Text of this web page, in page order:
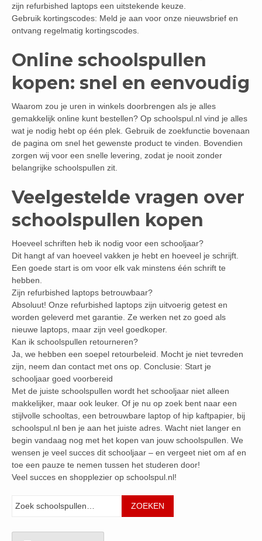
zijn refurbished laptops een uitstekende keuze.
Gebruik kortingscodes: Meld je aan voor onze nieuwsbrief en
ontvang regelmatig kortingscodes.
Online schoolspullen
kopen: snel en eenvoudig
Waarom zou je uren in winkels doorbrengen als je alles
gemakkelijk online kunt bestellen? Op schoolspul.nl vind je alles
wat je nodig hebt op één plek. Gebruik de zoekfunctie bovenaan
de pagina om snel het gewenste product te vinden. Bovendien
zorgen wij voor een snelle levering, zodat je nooit zonder
belangrijke schoolspullen zit.
Veelgestelde vragen over
schoolspullen kopen
Hoeveel schriften heb ik nodig voor een schooljaar?
Dit hangt af van hoeveel vakken je hebt en hoeveel je schrijft.
Een goede start is om voor elk vak minstens één schrift te
hebben.
Zijn refurbished laptops betrouwbaar?
Absoluut! Onze refurbished laptops zijn uitvoerig getest en
worden geleverd met garantie. Ze werken net zo goed als
nieuwe laptops, maar zijn veel goedkoper.
Kan ik schoolspullen retourneren?
Ja, we hebben een soepel retourbeleid. Mocht je niet tevreden
zijn, neem dan contact met ons op. Conclusie: Start je
schooljaar goed voorbereid
Met de juiste schoolspullen wordt het schooljaar niet alleen
makkelijker, maar ook leuker. Of je nu op zoek bent naar een
stijlvolle schooltas, een betrouwbare laptop of hip kaftpapier, bij
schoolspul.nl ben je aan het juiste adres. Wacht niet langer en
begin vandaag nog met het kopen van jouw schoolspullen. We
wensen je veel succes dit schooljaar – en vergeet niet om af en
toe een pauze te nemen tussen het studeren door!
Veel succes en shopplezier op schoolspul.nl!
ZOEKEN